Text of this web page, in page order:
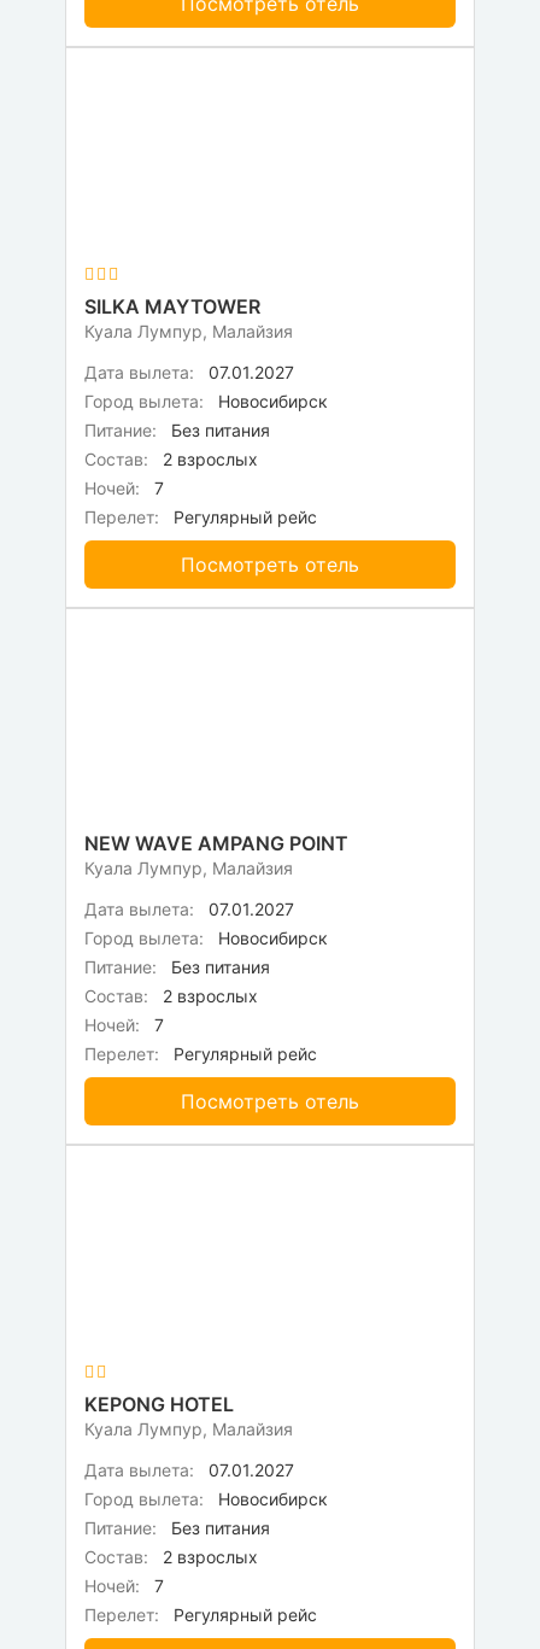
SILKA MAYTOWER
Куала Лумпур, Малайзия
Дата вылета:
07.01.2027
Город вылета:
Новосибирск
Питание:
Без питания
Состав:
2 взрослых
Ночей:
7
Перелет:
Регулярный рейс
Посмотреть отель
NEW WAVE AMPANG POINT
Куала Лумпур, Малайзия
Дата вылета:
07.01.2027
Город вылета:
Новосибирск
Питание:
Без питания
Состав:
2 взрослых
Ночей:
7
Перелет:
Регулярный рейс
Посмотреть отель
KEPONG HOTEL
Куала Лумпур, Малайзия
Дата вылета:
07.01.2027
Город вылета:
Новосибирск
Питание:
Без питания
Состав:
2 взрослых
Ночей:
7
Перелет:
Регулярный рейс